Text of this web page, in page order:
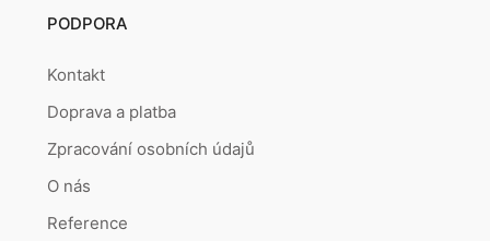
PODPORA
Kontakt
Doprava a platba
Zpracování osobních údajů
O nás
Reference